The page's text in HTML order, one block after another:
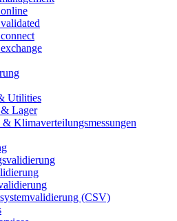
Utilities
Lager
Klimaverteilungsmessungen
(CSV)